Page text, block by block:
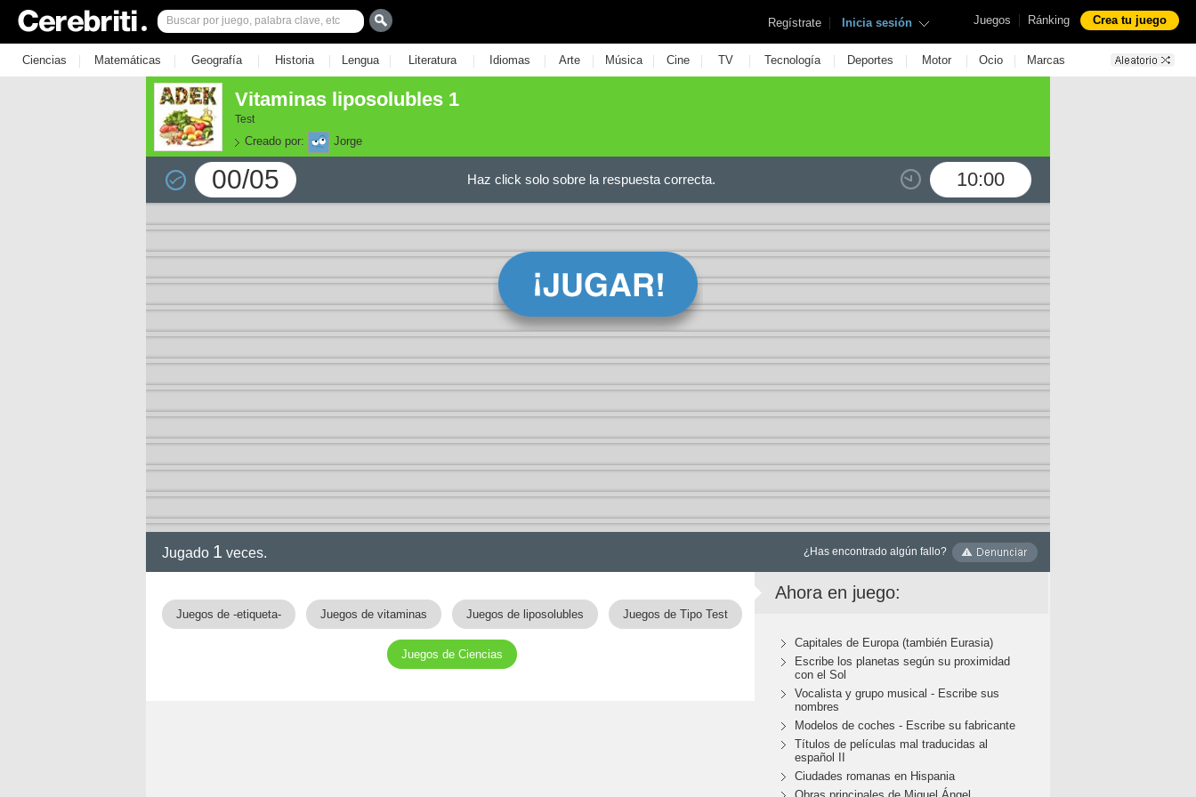
Juegos | Ránking Crea tu juego
Regístrate | Inicia sesión
Ciencias | Matemáticas | Geografía | Historia | Lengua | Literatura | Idiomas | Arte | Música | Cine | TV | Tecnología | Deportes | Motor | Ocio | Marcas
Vitaminas liposolubles 1
Test
Creado por: Jorge
00/05 10:00
Haz click solo sobre la respuesta correcta.
Jugado 1 veces. ¿Has encontrado algún fallo?
Juegos de -etiqueta- Juegos de vitaminas Juegos de liposolubles Juegos de Tipo Test
Juegos de Ciencias
Ahora en juego:
Capitales de Europa (también Eurasia)
Escribe los planetas según su proximidad
con el Sol
Vocalista y grupo musical - Escribe sus
nombres
Modelos de coches - Escribe su fabricante
Títulos de películas mal traducidas al
español II
Ciudades romanas en Hispania